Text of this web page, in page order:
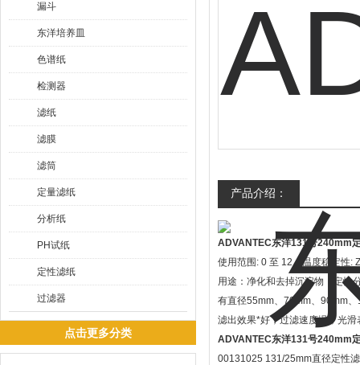
漏斗
东洋培养皿
色谱纸
检测器
滤纸
滤膜
滤筒
定量滤纸
分析纸
PH试纸
定性滤纸
过滤器
点击更多分类
产品介绍：
ADVANTEC东洋131号240mm
使用范围: 0 至 12，温度稳定性:
用途：净化和去掉沉淀物，定性
有直径55mm、70mm、90mm
滤出效果*好，过滤速度慢，光
ADVANTEC东洋131号240mm
00131025 131/25mm直径定性